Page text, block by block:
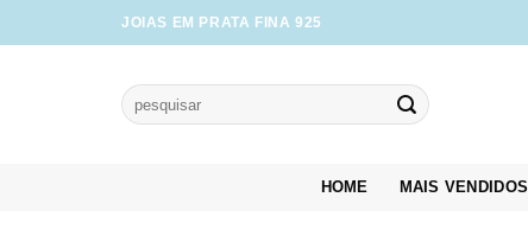
to
JOIAS EM PRATA FINA 925
Pesquisar
por:
HOME MAIS VENDIDOS